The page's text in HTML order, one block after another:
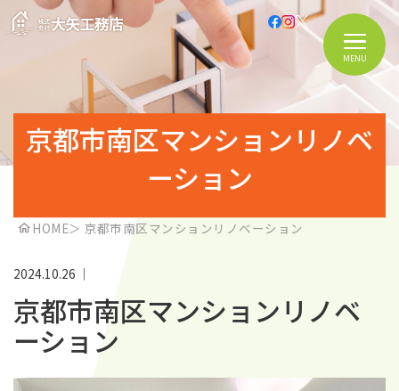
MENU
京都市南区マンションリノベ
ーション
HOME＞ 京都市南区マンションリノベーション
2024.10.26 ｜
京都市南区マンションリノベ
ーション